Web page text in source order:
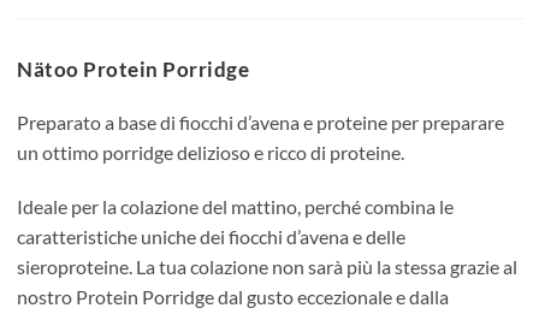
Nätoo Protein Porridge
Preparato a base di fiocchi d’avena e proteine per preparare
un ottimo porridge delizioso e ricco di proteine.
Ideale per la colazione del mattino, perché combina le
caratteristiche uniche dei fiocchi d’avena e delle
sieroproteine. La tua colazione non sarà più la stessa grazie al
nostro Protein Porridge dal gusto eccezionale e dalla